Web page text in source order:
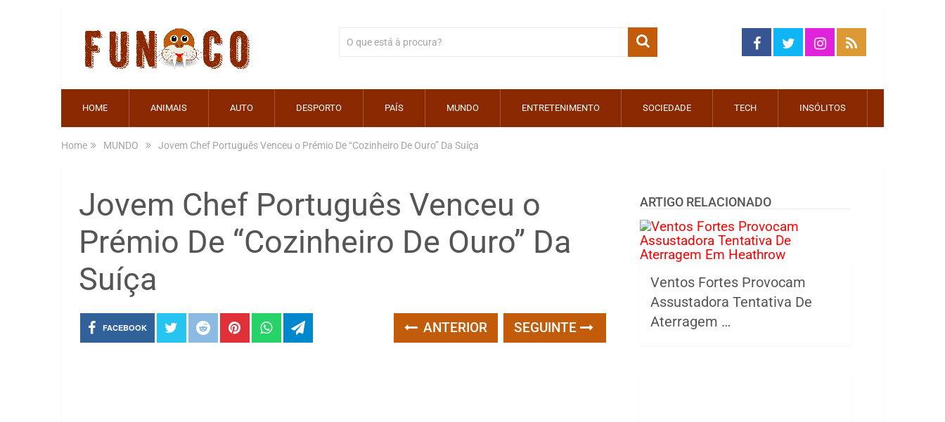
HOME ANIMAIS AUTO DESPORTO PAÍS MUNDO ENTRETENIMENTO SOCIEDADE TECH INSÓLITOS
Home MUNDO Jovem Chef Português Venceu o Prémio De “Cozinheiro De Ouro” Da Suíça
Jovem Chef Português Venceu o
Prémio De “Cozinheiro De Ouro” Da
Suíça
FACEBOOK ANTERIOR SEGUINTE
ARTIGO RELACIONADO
Ventos Fortes Provocam
Assustadora Tentativa De
Aterragem …